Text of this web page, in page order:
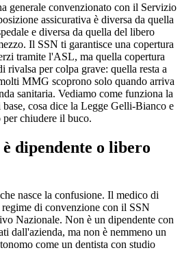
generale convenzionato con il Servizio
assicurativa è diversa da quella
e diversa da quella del libero
Il SSN ti garantisce una copertura
tramite l'ASL, ma quella copertura
rivalsa per colpa grave: quella resta a
MMG scoprono solo quando arriva
sanitaria. Vediamo come funziona la
cosa dice la Legge Gelli-Bianco e
chiudere il buco.
dipendente o libero
nasce la confusione. Il medico di
di convenzione con il SSN
Nazionale. Non è un dipendente con
dall'azienda, ma non è nemmeno un
come un dentista con studio